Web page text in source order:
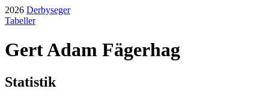
2026 Derbyseger
Tabeller
Gert Adam Fägerhag
Statistik